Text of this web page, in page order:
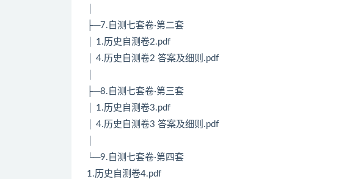
├─7.自测七套卷·第二套
│ 1.历史自测卷2.pdf
│ 4.历史自测卷2 答案及细则.pdf
├─8.自测七套卷·第三套
│ 1.历史自测卷3.pdf
│ 4.历史自测卷3 答案及细则.pdf
└─9.自测七套卷·第四套
1.历史自测卷4.pdf